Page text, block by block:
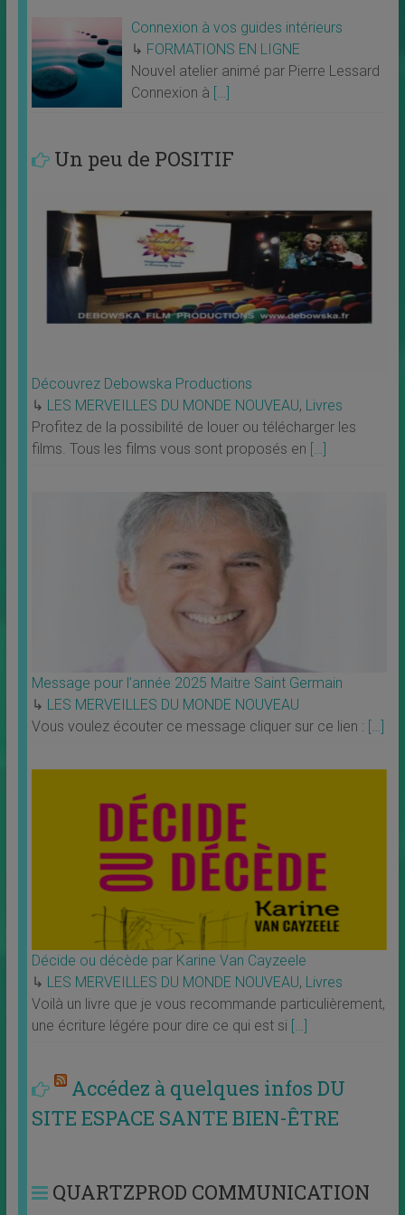
Connexion à vos guides intérieurs
↳ FORMATIONS EN LIGNE
Nouvel atelier animé par Pierre Lessard
Connexion à […]
Un peu de POSITIF
Découvrez Debowska Productions
↳ LES MERVEILLES DU MONDE NOUVEAU, Livres
Profitez de la possibilité de louer ou télécharger les
films. Tous les films vous sont proposés en […]
Message pour l’année 2025 Maitre Saint Germain
↳ LES MERVEILLES DU MONDE NOUVEAU
Vous voulez écouter ce message cliquer sur ce lien : […]
Décide ou décède par Karine Van Cayzeele
↳ LES MERVEILLES DU MONDE NOUVEAU, Livres
Voilà un livre que je vous recommande particulièrement,
une écriture légére pour dire ce qui est si […]
Accédez à quelques infos DU
SITE ESPACE SANTE BIEN-ÊTRE
QUARTZPROD COMMUNICATION